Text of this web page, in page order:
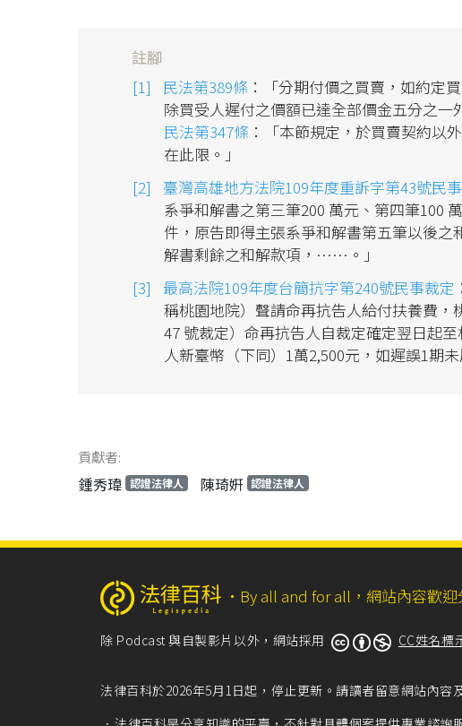
註腳
民法第389條 ：「分期付價之買賣，如約定
除買受人遲付之價額已達全部價金五分之一
民法第347條 ：「本節規定，於買賣契約以
在此限。」
臺灣高雄地方法院109年度重訴字第43號民
系爭和解書之第三筆200 萬元、第四筆100
件，原告即得主張系爭和解書第五筆以後
解書剩餘之和解款項，……。」
最高法院109年度台簡抗字第240號民事裁定
稱桃園地院）聲請命再抗告人給付扶養費
47 號裁定）命再抗告人自裁定確定翌日起
人新臺幣（下同）1萬2,500元，如遲誤1期
貢獻者:
鍾秀瑋 認證法律人 陳琦姸 認證法律人
‧ By all and for all，網站內容歡迎
除 Podcast 與自製影片以外，網站採用 CC姓名標
法律百科於2026年5月1日起，停止更新。請讀者留意網站內容